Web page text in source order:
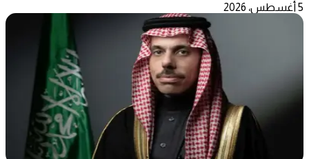
5 أغسطس، 2026